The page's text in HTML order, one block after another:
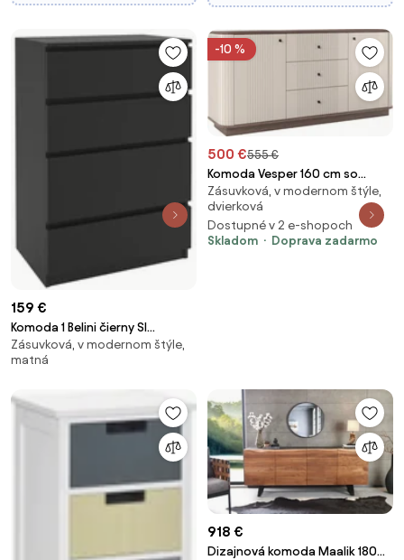
159 €
Komoda 1 Belini čierny SI
KOM1/1/B/B/0/0
Zásuvková, v modernom štýle,
matná
-10 %
500 €555 €
Komoda Vesper 160 cm so
zásuvkami na sokli - kašmír /
orech / čierne úchytky
Zásuvková, v modernom štýle,
dvierková
Dostupné v 2 e-shopoch
Skladom
Doprava zadarmo
918 €
Dizajnová komoda Maalik 180